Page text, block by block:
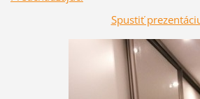
Spustiť